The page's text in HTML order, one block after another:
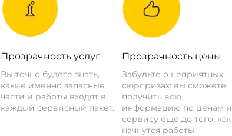
Прозрачность услуг
Вы точно будете знать,
какие именно запасные
части и работы входят в
каждый сервисный пакет.
Прозрачность цены
Забудьте о неприятных
сюрпризах: вы сможете
получить всю
информацию по ценам и
сервису еще до того, как
начнутся работы.